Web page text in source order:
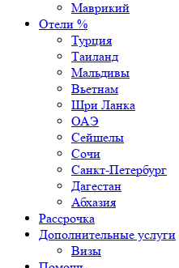
Маврикий
Отели %
Турция
Таиланд
Мальдивы
Вьетнам
Шри Ланка
ОАЭ
Сейшелы
Сочи
Санкт-Петербург
Дагестан
Абхазия
Рассрочка
Дополнительные услуги
Визы